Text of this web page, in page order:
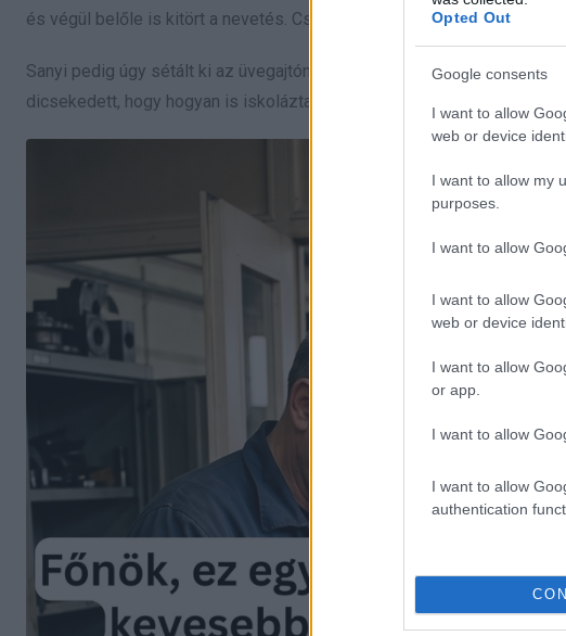
Opted Out
Google consents
I want to allow
web or device
I want to allow my
purposes.
I want to allow
I want to allow
web or device
I want to allow
or app.
I want to allow
I want to allow
authentication
és végül belőle is kitört a nevetés. Csak rázta a fejét, és közben intett
Sanyi pedig úgy sétált ki az üvegajtón, mint egy hadvezér a győztes
dicsekedett, hogy hogyan is iskolázta le a főnököt.